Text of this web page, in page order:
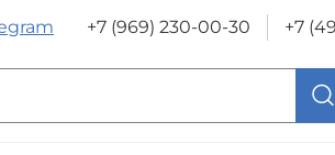
+7 (969) 230-00-30 +7